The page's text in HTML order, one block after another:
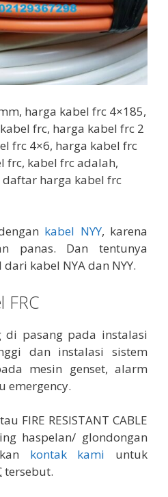
harga kabel frc 4×185,
frc, harga kabel frc 2
frc 4×6, harga kabel frc
frc, kabel frc adalah,
daftar harga kabel frc
kabel NYY, karena
panas. Dan tentunya
kabel NYA dan NYY.
FRC
di pasang pada instalasi
dan instalasi sistem
mesin genset, alarm
emergency.
FIRE RESISTANT CABLE
haspelan/ glondongan
kontak kami untuk
tersebut.